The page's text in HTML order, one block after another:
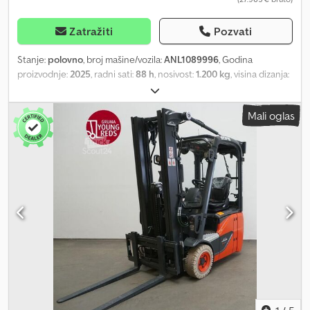
sigurnosnog pojasa - Prenos podataka putem WIFI-a - LSP 0.5
Crsdpfxsznn Rke Abfef Ref: ANL1074426
Zatražiti Pozvati
Stanje: polovno, broj mašine/vozila:ANL1089996, Godina
proizvodnje:2025, radni sati:88 h, nosivost:1.200 kg, visina dizanja:
150 mm
mm, tip jarma:simpleks, kapacitet baterije:625 Ah, napon baterije:
24 V, širina nosivog rama viljuškara: 980 mm, dužina viljuške:1.200
mm, dimenzija prednje gume:18x7-8
, dimenzija zadnje gume:
15x4-1/2-8
, prazna masa vozila:2.899 kg, ukupna visina:2.550 mm
, ukupna širina: 1.090 mm, gorivo:
, - Aquamatic na bateriji - Vozilni priključak
MRC 160A - 90° vrata za bateriju radi zamene - Pretvarač napona -
Vozilo: jednostavna dodatna hidraulika - Jarbol: jednostavna
dodatna hidraulika - Integrisani bočni pomak - Zaštitna rešetka za
teret: 1220 mm iznad poda - Čelični ram + prednje i krovno staklo -
2 x LED radna svetla napred - 1 x LED rikverc svetlo pozadi -
Panoramsko ogledalo - Volan sa podešavanjem visine - Kontrola
pristupa: prekidač sa ključem - Standardno vozačko sedište (eko
koža) - Ograničivač habanja viljuške - Dupli pedali - Centralna i
ukrštena komanda ručicama - Maksimalni komplet kablova
Mali oglas